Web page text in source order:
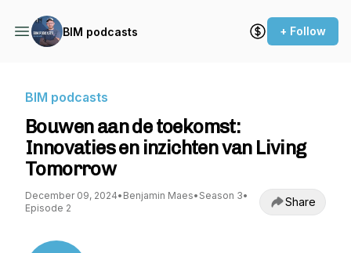
BIM podcasts + Follow
BIM podcasts
Bouwen aan de toekomst:
Innovaties en inzichten van Living
Tomorrow
December 09, 2024• Benjamin Maes• Season 3•
Episode 2
Share